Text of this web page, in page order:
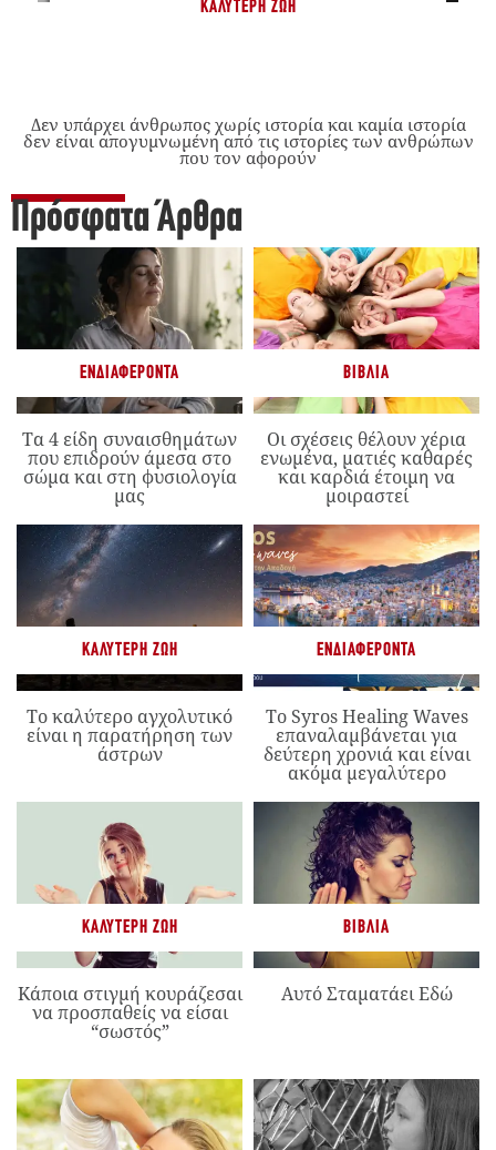
ΚΑΛΎΤΕΡΗ ΖΩΉ
Δεν υπάρχει άνθρωπος χωρίς ιστορία και καμία ιστορία
δεν είναι απογυμνωμένη από τις ιστορίες των ανθρώπων
που τον αφορούν
Πρόσφατα Άρθρα
ΕΝΔΙΑΦΈΡΟΝΤΑ
Τα 4 είδη συναισθημάτων
που επιδρούν άμεσα στο
σώμα και στη φυσιολογία
μας
ΒΙΒΛΊΑ
Οι σχέσεις θέλουν χέρια
ενωμένα, ματιές καθαρές
και καρδιά έτοιμη να
μοιραστεί
ΚΑΛΎΤΕΡΗ ΖΩΉ
Το καλύτερο αγχολυτικό
είναι η παρατήρηση των
άστρων
ΕΝΔΙΑΦΈΡΟΝΤΑ
Το Syros Healing Waves
επαναλαμβάνεται για
δεύτερη χρονιά και είναι
ακόμα μεγαλύτερο
ΚΑΛΎΤΕΡΗ ΖΩΉ
Κάποια στιγμή κουράζεσαι
να προσπαθείς να είσαι
“σωστός”
ΒΙΒΛΊΑ
Αυτό Σταματάει Εδώ